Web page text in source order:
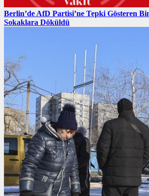
Berlin’de AfD Partisi’ne Tepki Gösteren
Sokaklara Döküldü